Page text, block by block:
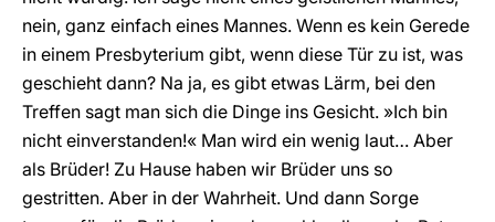
nein, ganz einfach eines Mannes. Wenn es kein Gerede
in einem Presbyterium gibt, wenn diese Tür zu ist, was
geschieht dann? Na ja, es gibt etwas Lärm, bei den
Treffen sagt man sich die Dinge ins Gesicht. »Ich bin
nicht einverstanden!« Man wird ein wenig laut… Aber
als Brüder! Zu Hause haben wir Brüder uns so
gestritten. Aber in der Wahrheit. Und dann Sorge